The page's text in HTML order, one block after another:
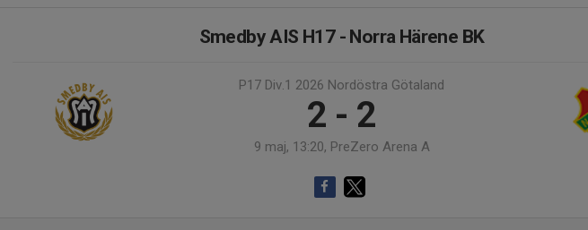
Smedby AIS H17 - Norra Härene BK
P17 Div.1 2026 Nordöstra Götaland
2 - 2
9 maj, 13:20, PreZero Arena A